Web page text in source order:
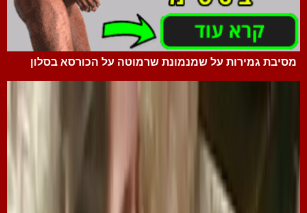
מסיבת גמירות על שמנמונת שרמוטה על הכורסא בסלון